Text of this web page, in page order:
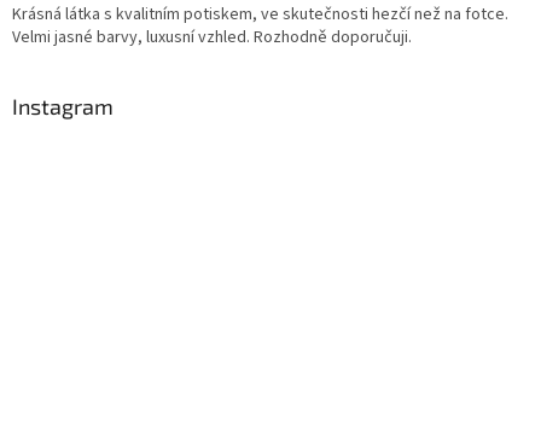
Krásná látka s kvalitním potiskem, ve skutečnosti hezčí než na fotce.
Velmi jasné barvy, luxusní vzhled. Rozhodně doporučuji.
Instagram